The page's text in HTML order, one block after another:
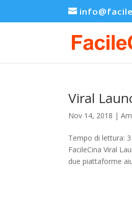
Viral
Nov 14, 2018 |
Tempo di lettura:
FacileCina Viral
due piattaforme